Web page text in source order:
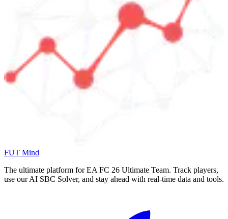
FUT Mind
The ultimate platform for EA FC 26 Ultimate Team. Track players,
use our AI SBC Solver, and stay ahead with real-time data and tools.